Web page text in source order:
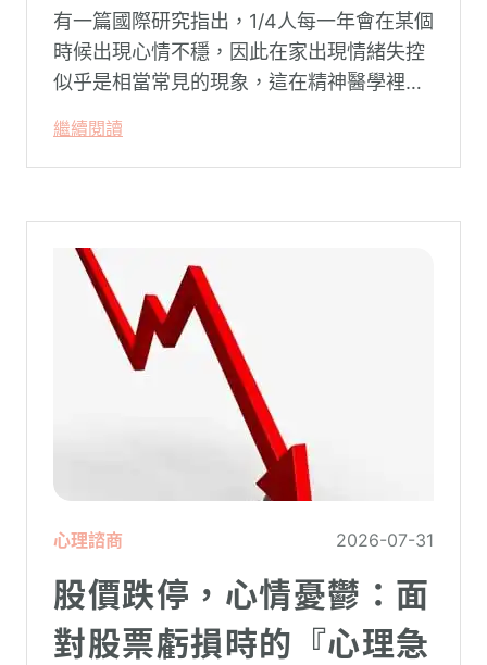
有一篇國際研究指出，1/4人每一年會在某個
時候出現心情不穩，因此在家出現情緒失控
似乎是相當常見的現象，這在精神醫學裡不
系統在長久使用之下，突然在某一次需要處
理更高層次的資料時，電腦呈現當機現象，
造成重大影響。
繼續閱讀
心理諮商 2026-07-31
股價跌停，心情憂鬱：面
對股票虧損時的『心理急